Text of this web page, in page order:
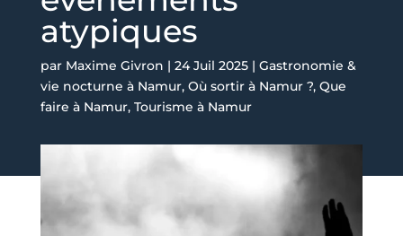
atypiques
par Maxime Givron | 24 Juil 2025| Gastronomie &
vie nocturne à Namur, Où sortir à Namur ?, Que
faire à Namur, Tourisme à Namur